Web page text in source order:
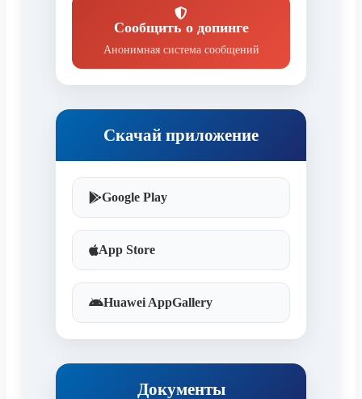
Сообщить о допинге
Анонимная система сообщений
Скачай приложение
Google Play
App Store
Huawei AppGallery
Документы